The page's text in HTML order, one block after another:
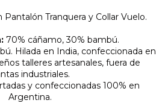
Tranquera y Collar Vuelo.
70% cáñamo, 30% bambú.
Hilada en India, confeccionada en
talleres artesanales, fuera de
industriales.
y confeccionadas 100% en
Argentina.